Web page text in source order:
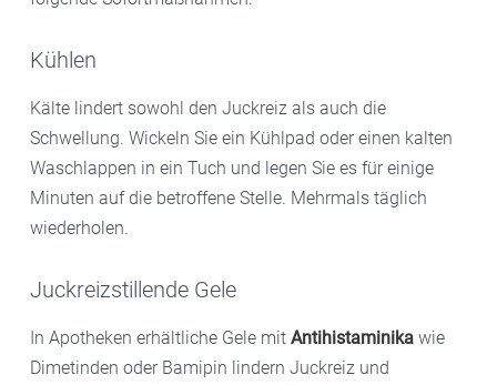
Kühlen
Kälte lindert sowohl den Juckreiz als auch die
Schwellung. Wickeln Sie ein Kühlpad oder einen kalten
Waschlappen in ein Tuch und legen Sie es für einige
Minuten auf die betroffene Stelle. Mehrmals täglich
wiederholen.
Juckreizstillende Gele
In Apotheken erhältliche Gele mit Antihistaminika wie
Dimetinden oder Bamipin lindern Juckreiz und